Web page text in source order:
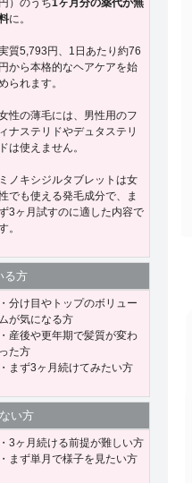
円）のうち1ヶ月分の薬代が無
に。
質5,793円、1日あたり約76
円から本格的なヘアケアを始
られます。
性の薄毛には、男性用のフ
ィナステリドやデュタステリ
ドは使えません。
ミノキシジルタブレットは女
でも使える発毛成分で、ま
3ヶ月試すのに適した内容で
。
る方
・分け目やトップのボリュー
が気になる方
・産後や更年期で髪質が変わ
った方
・まず3ヶ月続けてみたい方
い方
・3ヶ月続ける前提が難しい方
・まず単月で様子を見たい方